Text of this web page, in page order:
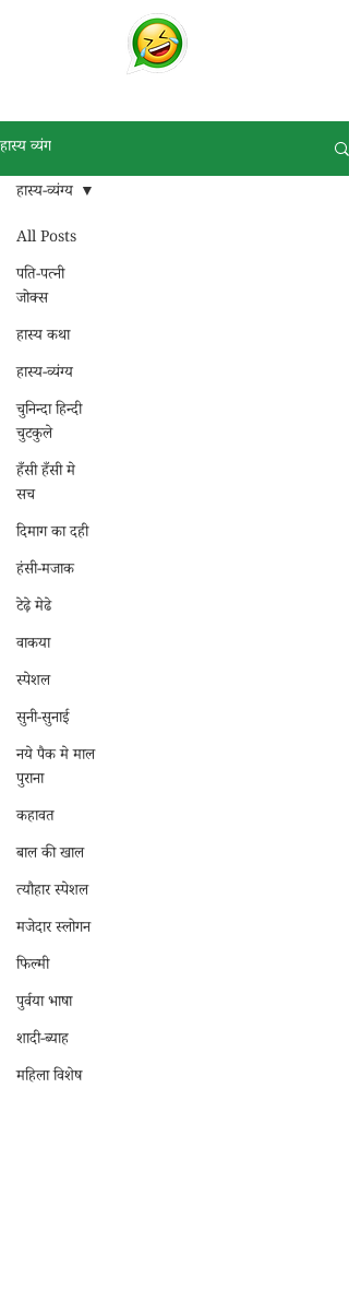
हास्य व्यंग
All Posts
पति-पत्नी
जोक्स
हास्य कथा
हास्य-व्यंग्य
चुनिन्दा हिन्दी
चुटकुले
हँसी हँसी मे
सच
दिमाग का दही
हंसी-मजाक
टेढ़े मेढे
वाकया
स्पेशल
सुनी-सुनाई
नये पैक मे माल
पुराना
कहावत
बाल की खाल
त्यौहार स्पेशल
मजेदार स्लोगन
फिल्मी
पुर्वया भाषा
शादी-ब्याह
महिला विशेष
हास्य-व्यंग्य